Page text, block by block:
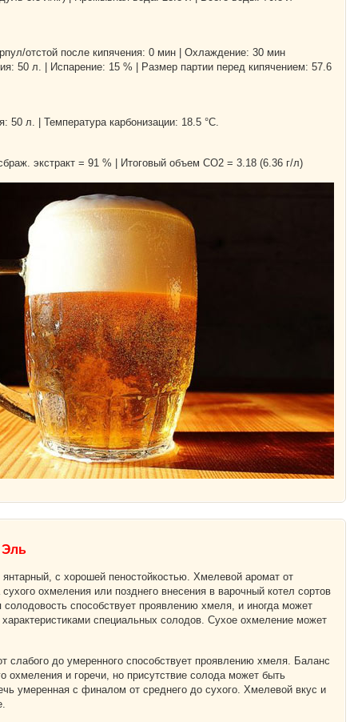
отстой после кипячения: 0 мин | Охлаждение: 30 мин
50 л. | Испарение: 15 % | Размер партии перед кипячением: 57.6
50 л. | Температура карбонизации: 18.5 °С.
экстракт = 91 % | Итоговый объем СO2 = 3.18 (6.36 г/л)
Эль
с хорошей пеностойкостью. Хмелевой аромат от
охмеления или позднего внесения в варочный котел сортов
способствует проявлению хмеля, и иногда может
специальных солодов. Сухое охмеление может
слабого до умеренного способствует проявлению хмеля. Баланс
охмеления и горечи, но присутствие солода может быть
умеренная с финалом от среднего до сухого. Хмелевой вкус и